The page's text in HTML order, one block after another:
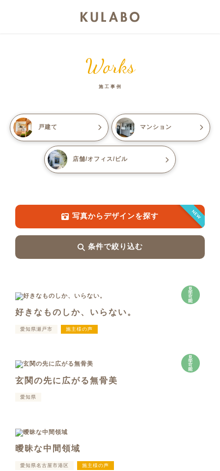
Works
施工事例
戸建て マンション
店舗/オフィス/ビル
NEW
写真からデザインを探す
条件で絞り込む
見
学
可
能
好きなものしか、いらない。
愛知県瀬戸市 施主様の声
見
学
可
能
玄関の先に広がる無骨美
愛知県
曖昧な中間領域
愛知県名古屋市港区 施主様の声